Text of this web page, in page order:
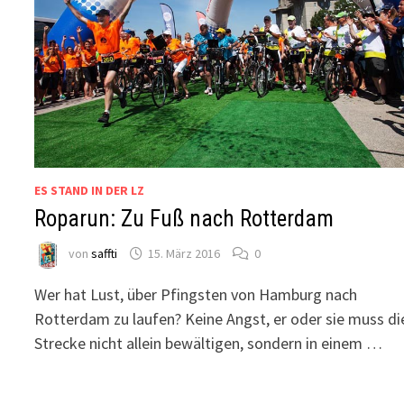
ES STAND IN DER LZ
Roparun: Zu Fuß nach Rotterdam
vonsaffti 15. März 2016 0
Wer hat Lust, über Pfingsten von Hamburg nach
Rotterdam zu laufen? Keine Angst, er oder sie muss
Strecke nicht allein bewältigen, sondern in einem …